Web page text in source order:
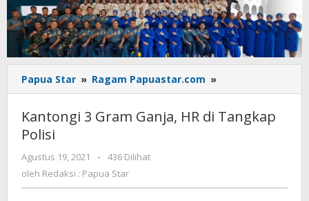
Papua Star » Ragam Papuastar.com »
3
Ganja,
Kantongi 3 Gram Ganja, HR di Tangkap
Polisi
Agustus 19, 2021
oleh
Redaksi
-
436 Dilihat
oleh Redaksi : Papua Star